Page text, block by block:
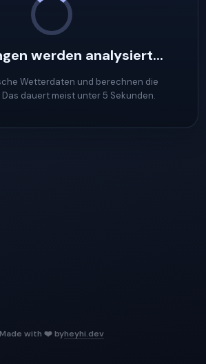
werden analysiert...
Wetterdaten und berechnen die
dauert meist unter 5 Sekunden.
Made with ❤️ byheyhi.dev